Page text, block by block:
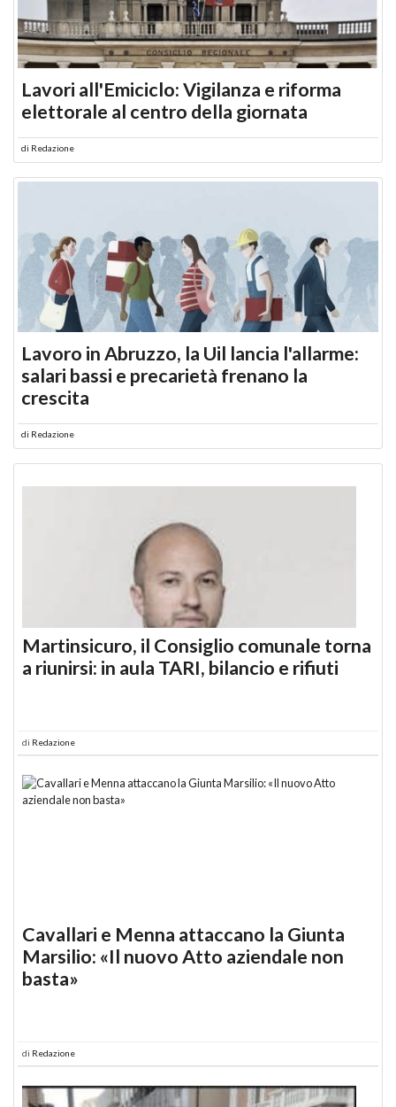
Lavori all'Emiciclo: Vigilanza e riforma
elettorale al centro della giornata
di Redazione
Lavoro in Abruzzo, la Uil lancia l'allarme:
salari bassi e precarietà frenano la
crescita
di Redazione
Martinsicuro, il Consiglio comunale torna
a riunirsi: in aula TARI, bilancio e rifiuti
di Redazione
Cavallari e Menna attaccano la Giunta
Marsilio: «Il nuovo Atto aziendale non
basta»
di Redazione